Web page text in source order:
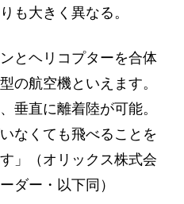
も大きく異なる。
とヘリコプターを合体
の航空機といえます。
垂直に離着陸が可能。
なくても飛べることを
」（オリックス株式会
ダー・以下同）